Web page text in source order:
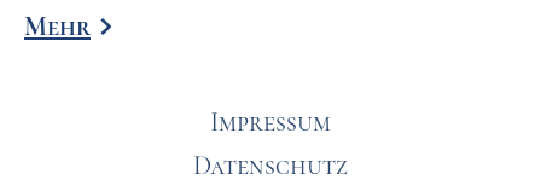
Mehr
Impressum
Datenschutz